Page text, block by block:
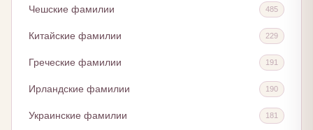
Чешские фамилии 485
Китайские фамилии 229
Греческие фамилии 191
Ирландские фамилии 190
Украинские фамилии 181